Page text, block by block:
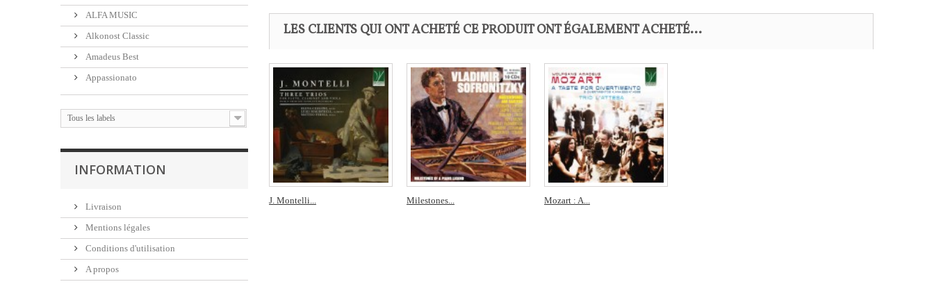
ALFA MUSIC
Alkonost Classic
Amadeus Best
Appassionato
Tous les labels
INFORMATION
Livraison
Mentions légales
Conditions d'utilisation
A propos
LES CLIENTS QUI ONT ACHETÉ CE PRODUIT ONT ÉGALEMENT ACHETÉ...
J. Montelli... Milestones... Mozart : A...